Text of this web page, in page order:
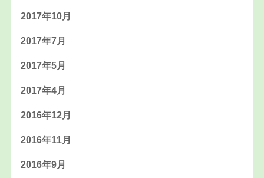
2017年10月
2017年7月
2017年5月
2017年4月
2016年12月
2016年11月
2016年9月